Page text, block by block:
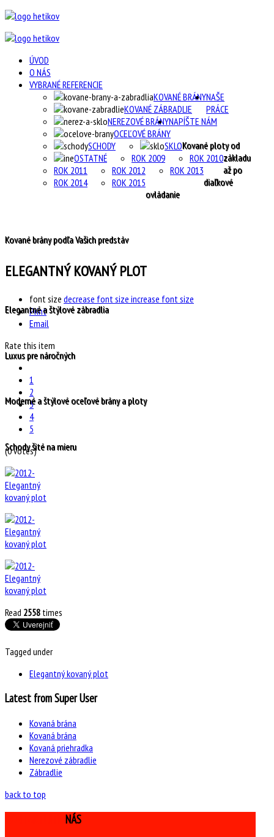
ÚVOD
O NÁS
VYBRANÉ REFERENCIE
KOVANÉ BRÁNY
KOVANÉ ZÁBRADLIE
NEREZOVÉ BRÁNY
OCEĽOVÉ BRÁNY
SCHODY
SKLO
OSTATNÉ
NAŠE
PRÁCE
ROK 2009
ROK 2010
ROK 2011
ROK 2012
ROK 2013
ROK 2014
ROK 2015
NAPÍŠTE NÁM
Kované ploty od
základu
až po
diaľkové
ovládanie
Kované brány podľa Vašich predstáv
Elegantné a štýlové zábradlia
Luxus pre náročných
Moderné a štýlové oceľové brány a ploty
Schody šité na mieru
ELEGANTNÝ KOVANÝ PLOT
font size decrease font size increase font size
Print
Email
Rate this item
1
2
3
4
5
(0 votes)
Read 2558 times
Tagged under
Elegantný kovaný plot
Latest from Super User
Kovaná brána
Kovaná brána
Kovaná priehradka
Nerezové zábradlie
Zábradlie
back to top
NÁS